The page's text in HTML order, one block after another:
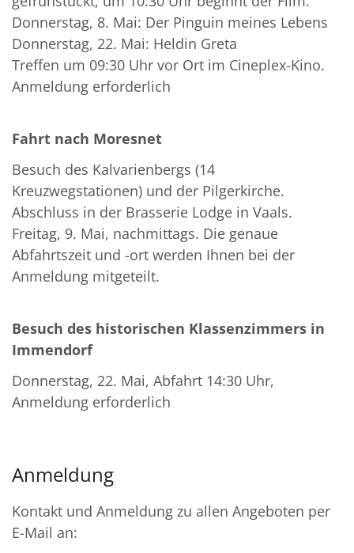
Donnerstag, 8. Mai: Der Pinguin meines Lebens
Donnerstag, 22. Mai: Heldin Greta
Treffen um 09:30 Uhr vor Ort im Cineplex-Kino.
Anmeldung erforderlich
Fahrt nach Moresnet
Besuch des Kalvarienbergs (14
Kreuzwegstationen) und der Pilgerkirche.
Abschluss in der Brasserie Lodge in Vaals.
Freitag, 9. Mai, nachmittags. Die genaue
Abfahrtszeit und -ort werden Ihnen bei der
Anmeldung mitgeteilt.
Besuch des historischen Klassenzimmers in
Immendorf
Donnerstag, 22. Mai, Abfahrt 14:30 Uhr,
Anmeldung erforderlich
Anmeldung
Kontakt und Anmeldung zu allen Angeboten per
E-Mail an: